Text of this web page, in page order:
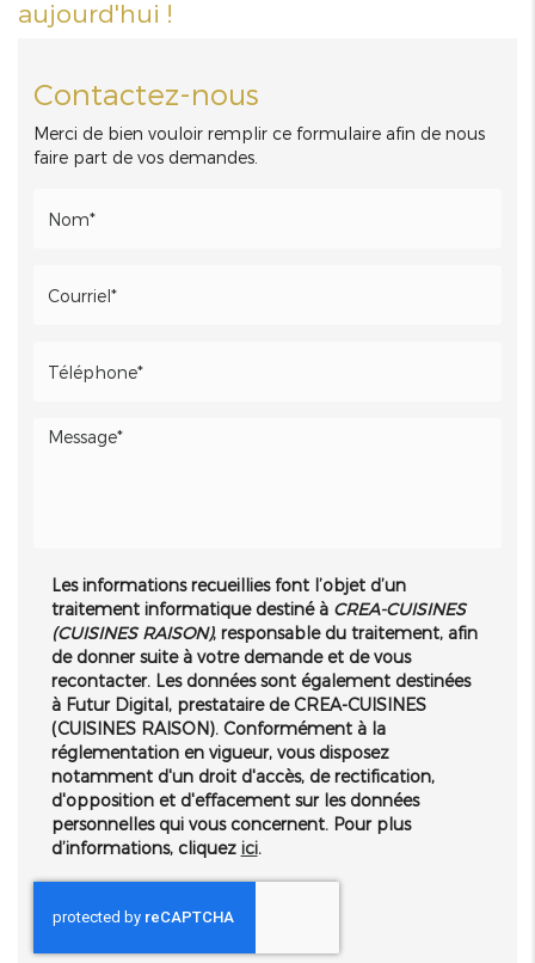
aujourd'hui !
Contactez-nous
Merci de bien vouloir remplir ce formulaire afin de nous
faire part de vos demandes.
Les informations recueillies font l’objet d’un
traitement informatique destiné àCREA-CUISINES
(CUISINES RAISON), responsable du traitement, afin
de donner suite à votre demande et de vous
recontacter. Les données sont également destinées
à Futur Digital, prestataire de CREA-CUISINES
(CUISINES RAISON). Conformément à la
réglementation en vigueur, vous disposez
notamment d'un droit d'accès, de rectification,
d'opposition et d'effacement sur les données
personnelles qui vous concernent. Pour plus
d’informations, cliquez ici.